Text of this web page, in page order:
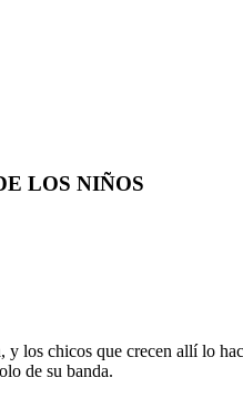
LOS NIÑOS
los chicos que crecen allí lo
de su banda.